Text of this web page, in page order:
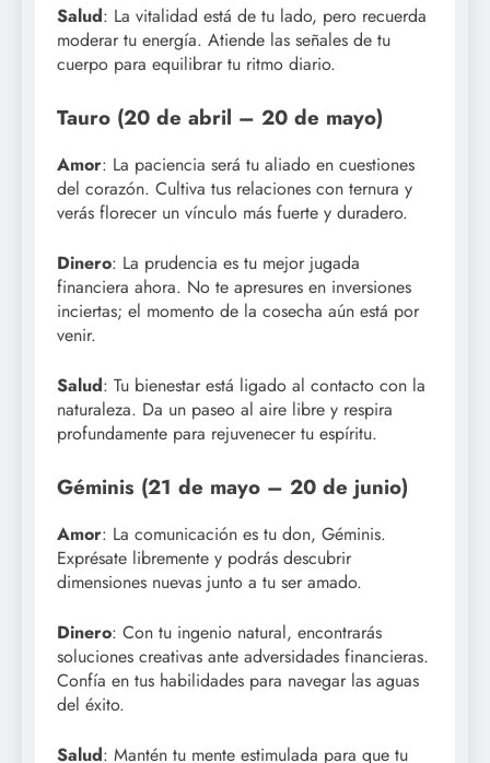
Salud: La vitalidad está de tu lado, pero recuerda
moderar tu energía. Atiende las señales de tu
cuerpo para equilibrar tu ritmo diario.
Tauro (20 de abril – 20 de mayo)
Amor: La paciencia será tu aliado en cuestiones
del corazón. Cultiva tus relaciones con ternura y
verás florecer un vínculo más fuerte y duradero.
Dinero: La prudencia es tu mejor jugada
financiera ahora. No te apresures en inversiones
inciertas; el momento de la cosecha aún está por
venir.
Salud: Tu bienestar está ligado al contacto con la
naturaleza. Da un paseo al aire libre y respira
profundamente para rejuvenecer tu espíritu.
Géminis (21 de mayo – 20 de junio)
Amor: La comunicación es tu don, Géminis.
Exprésate libremente y podrás descubrir
dimensiones nuevas junto a tu ser amado.
Dinero: Con tu ingenio natural, encontrarás
soluciones creativas ante adversidades financieras.
Confía en tus habilidades para navegar las aguas
del éxito.
Salud: Mantén tu mente estimulada para que tu